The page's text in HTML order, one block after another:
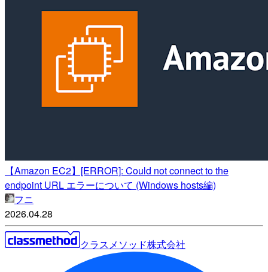
【Amazon EC2】[ERROR]: Could not connect to the
endpoint URL エラーについて (Windows hosts編)
フニ
2026.04.28
クラスメソッド株式会社